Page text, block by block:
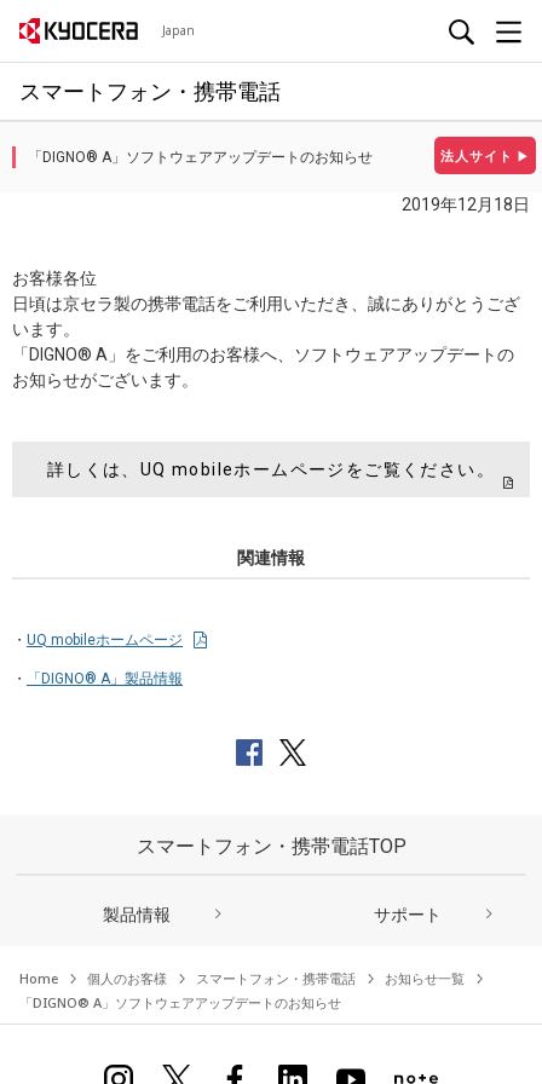
Japan
スマートフォン・携帯電話
法人サイト ▶
「DIGNO® A」ソフトウェアアップデートのお知らせ
2019年12月18日
お客様各位
日頃は京セラ製の携帯電話をご利用いただき、誠にありがとうござ
います。
「DIGNO® A」をご利用のお客様へ、ソフトウェアアップデートの
お知らせがございます。
詳しくは、UQ mobileホームページをご覧ください。
関連情報
UQ mobileホームページ
「DIGNO® A」製品情報
スマートフォン・携帯電話TOP
製品情報 サポート
Home 個人のお客様 スマートフォン・携帯電話
お知らせ一覧
「DIGNO® A」ソフトウェアアップデートのお知らせ